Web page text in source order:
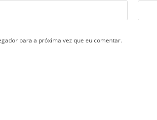
para a próxima vez que eu comentar.